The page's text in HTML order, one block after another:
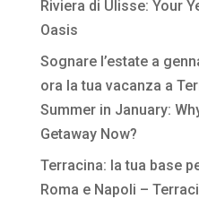
Riviera di Ulisse: Your
Oasis
Sognare l’estate a
ora la tua vacanza a
Summer in January:
Getaway Now?
Terracina: la tua base
Roma e Napoli –